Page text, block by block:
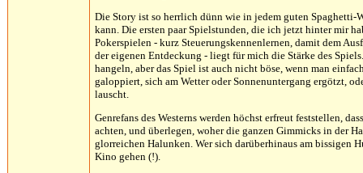
Die Story ist so herrlich dünn wie in jedem guten Spaghetti-
kann. Die ersten paar Spielstunden, die ich jetzt hinter mir
Pokerspielen - kurz Steuerungskennenlernen, damit dem
der eigenen Entdeckung - liegt für mich die Stärke des
hangeln, aber das Spiel ist auch nicht böse, wenn man
galoppiert, sich am Wetter oder Sonnenuntergang ergötzt,
lauscht.
Genrefans des Westerns werden höchst erfreut feststellen,
achten, und überlegen, woher die ganzen Gimmicks in der
glorreichen Halunken. Wer sich darüberhinaus am bissigen
Kino gehen (!).